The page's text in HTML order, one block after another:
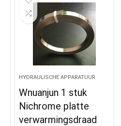
HYDRAULISCHE APPARATUUR
Wnuanjun 1 stuk
Nichrome platte
verwarmingsdraad